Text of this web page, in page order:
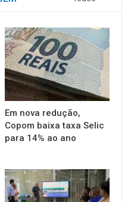
Em nova redução,
Copom baixa taxa Selic
para 14% ao ano